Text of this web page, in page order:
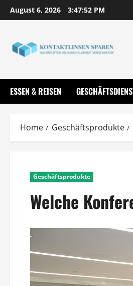
Skip
to
August 6, 2026 3:47:54 PM
ESSEN & REISEN
Home Geschäftsprodukte
Geschäftsprodukte
Welche